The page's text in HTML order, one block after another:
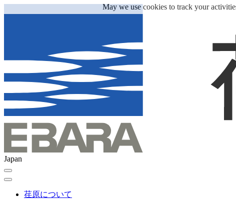
Japan
荏原について
May we use cookies to track your